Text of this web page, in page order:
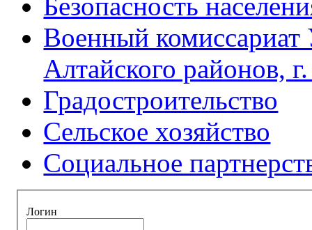
Военный комиссариат
Алтайского районов,
Градостроительство
Сельское хозяйство
Социальное
Логин